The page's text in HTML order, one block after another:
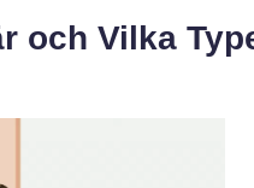
och Vilka